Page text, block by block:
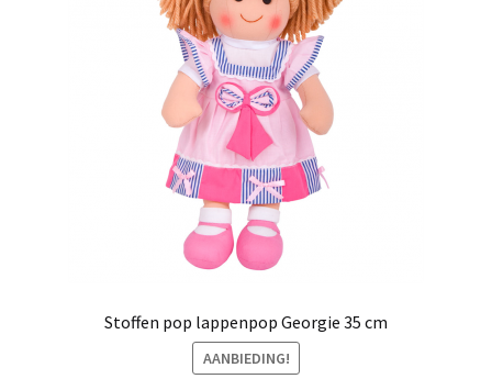
Stoffen pop lappenpop Georgie 35 cm
AANBIEDING!